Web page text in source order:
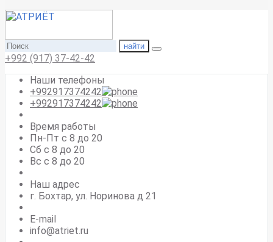
найти
+992 (917) 37-42-42
Наши телефоны
+992917374242
+992917374242
Время работы
Пн-Пт с 8 до 20
Сб с 8 до 20
Вс c 8 до 20
Наш адрес
г. Бохтар, ул. Норинова д 21
E-mail
info@atriet.ru